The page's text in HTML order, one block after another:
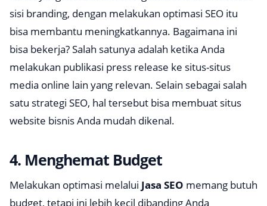
sisi branding, dengan melakukan optimasi SEO itu
bisa membantu meningkatkannya. Bagaimana ini
bisa bekerja? Salah satunya adalah ketika Anda
melakukan publikasi press release ke situs-situs
media online lain yang relevan. Selain sebagai salah
satu strategi SEO, hal tersebut bisa membuat situs
website bisnis Anda mudah dikenal.
4. Menghemat Budget
Melakukan optimasi melalui Jasa SEO memang butuh
budget, tetapi ini lebih kecil dibanding Anda